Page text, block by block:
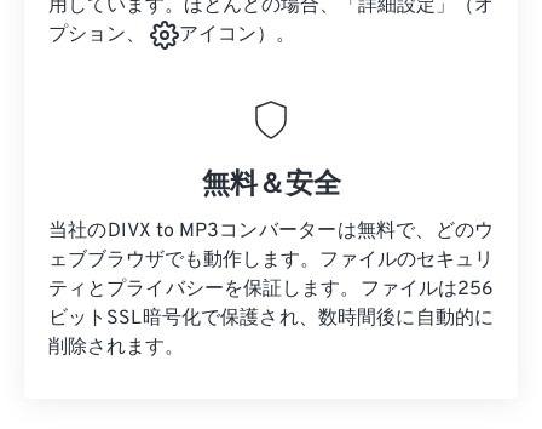
用しています。ほとんどの場合、「詳細設定」（オ
プション、
アイコン）。
無料＆安全
当社のDIVX to MP3コンバーターは無料で、どのウ
ェブブラウザでも動作します。ファイルのセキュリ
ティとプライバシーを保証します。ファイルは256
ビットSSL暗号化で保護され、数時間後に自動的に
削除されます。